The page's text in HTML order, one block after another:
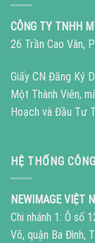
CÔNG TY TNHH
26 Trần Cao Vân,
Giấy CN Đăng Ký
Một Thành Viên,
Hoạch và Đầu Tư
HỆ THỐNG
NEWIMAGE VIỆT
Chi nhánh 1: Ô số
Võ, quận Ba Đình,